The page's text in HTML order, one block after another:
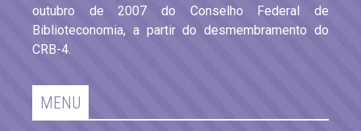
outubro de 2007 do Conselho Federal de
Biblioteconomia, a partir do desmembramento do
CRB-4.
MENU